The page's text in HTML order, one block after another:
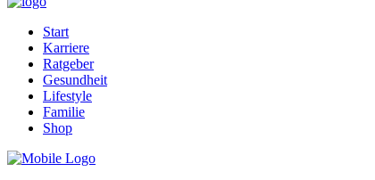
Start
Karriere
Ratgeber
Gesundheit
Lifestyle
Familie
Shop